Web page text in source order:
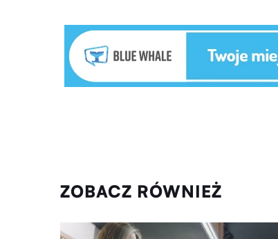
ZOBACZ RÓWNIEŻ